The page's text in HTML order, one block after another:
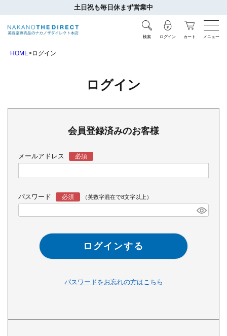
土日祝も毎日休まず営業中
検索 ログイン カート メニュー
HOME ログイン
ログイン
会員登録済みのお客様
メールアドレス
パスワード
ログインする
パスワードをお忘れの方はこちら